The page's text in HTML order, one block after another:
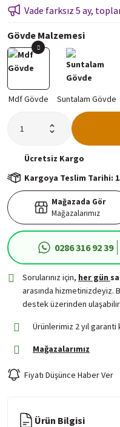
Vade farksız 5 ay,
Gövde Malzemesi
Ücretsiz Kargo
Kargoya Teslim Tarihi:
Mağazada Gör
Mağazalarımız
0286 316 92 39
Sorularınız için, her gün
arasında hizmetinizdeyiz.
destek üzerinden
Ürünlerimiz 2 yıl garanti
Mağazalarımız
Fiyatı Düşünce Haber Ver
Ürün Bilgisi